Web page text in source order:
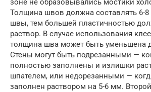
зоне не образовывались мостики
Толщина швов должна составлять 6-
швы, тем большей пластичностью
раствор. В случае использования
толщина шва может быть уменьшена
Стены могут быть подрезанными —
полностью заполнены и излишки
шпателем, или недорезанными —
заполнен раствором на 5-6 мм.